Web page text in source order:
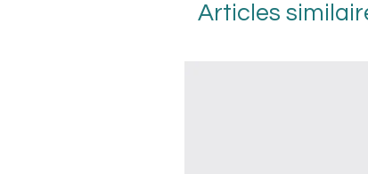
Articles